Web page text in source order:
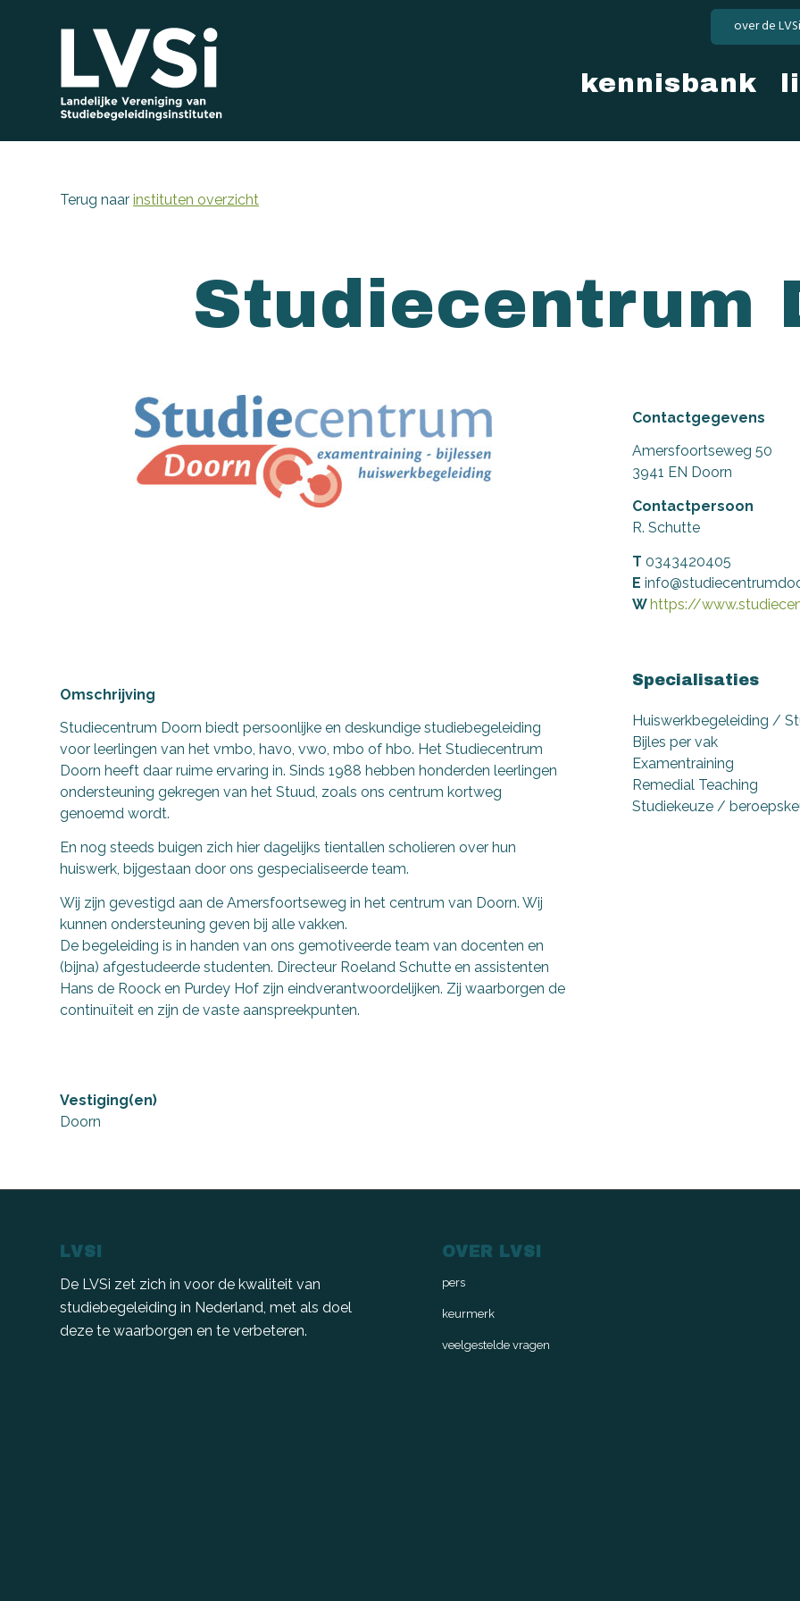
over de LVSi
kennisbank
Terug naar instituten overzicht
Studiecentrum
Contactgegevens
Amersfoortseweg 50
3941 EN Doorn
Contactpersoon
R. Schutte
T 0343420405
E
Whttps://
Omschrijving
Studiecentrum Doorn biedt persoonlijke en deskundige studiebegeleiding
voor leerlingen van het vmbo, havo, vwo, mbo of hbo. Het Studiecentrum
Doorn heeft daar ruime ervaring in. Sinds 1988 hebben honderden leerlingen
ondersteuning gekregen van het Stuud, zoals ons centrum kortweg
genoemd wordt.
En nog steeds buigen zich hier dagelijks tientallen scholieren over hun
huiswerk, bijgestaan door ons gespecialiseerde team.
Wij zijn gevestigd aan de Amersfoortseweg in het centrum van Doorn. Wij
kunnen ondersteuning geven bij alle vakken.
De begeleiding is in handen van ons gemotiveerde team van docenten en
(bijna) afgestudeerde studenten. Directeur Roeland Schutte en assistenten
Hans de Roock en Purdey Hof zijn eindverantwoordelijken. Zij waarborgen de
continuïteit en zijn de vaste aanspreekpunten.
Specialisaties
Huiswerkbegeleiding /
Bijles per vak
Examentraining
Remedial Teaching
Studiekeuze /
Vestiging(en)
Doorn
LVSI
De LVSi zet zich in voor de kwaliteit van
studiebegeleiding in Nederland, met als doel
deze te waarborgen en te verbeteren.
OVER LVSI
pers
keurmerk
veelgestelde vragen